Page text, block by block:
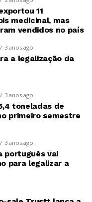
11
medicinal, mas
vendidos no país
3 anos ago
a legalização da
3 anos ago
toneladas de
primeiro semestre
3 anos ago
português vai
para legalizar a